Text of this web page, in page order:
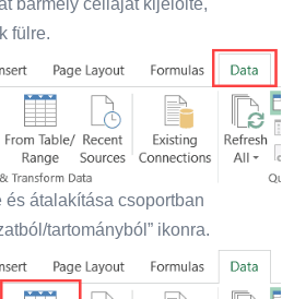
fülre.
és átalakítása csoportban
tartományból” ikonra.